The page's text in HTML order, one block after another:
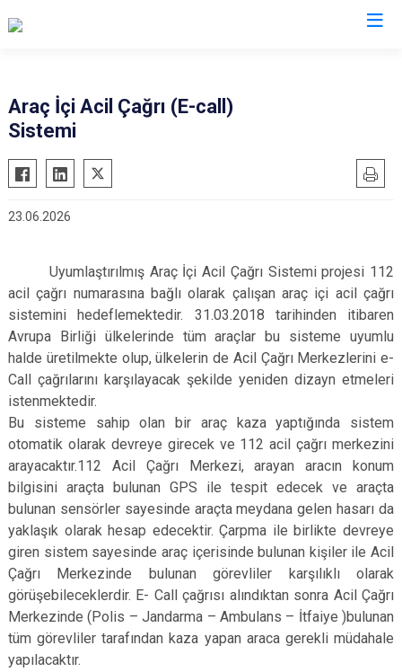
Akkışla
Bünyan
Felahiye
Kocasinan
Melikgazi
Tomarza
Yahyalı
Yeşilhisar
Araç İçi Acil Çağrı (E-call)
Sistemi
23.06.2026
Uyumlaştırılmış Araç İçi Acil Çağrı Sistemi projesi 112
acil çağrı numarasına bağlı olarak çalışan araç içi acil çağrı
sistemini hedeflemektedir. 31.03.2018 tarihinden itibaren
Avrupa Birliği ülkelerinde tüm araçlar bu sisteme uyumlu
halde üretilmekte olup, ülkelerin de Acil Çağrı Merkezlerini e-
Call çağrılarını karşılayacak şekilde yeniden dizayn etmeleri
istenmektedir.
Bu sisteme sahip olan bir araç kaza yaptığında sistem
otomatik olarak devreye girecek ve 112 acil çağrı merkezini
arayacaktır.112 Acil Çağrı Merkezi, arayan aracın konum
bilgisini araçta bulunan GPS ile tespit edecek ve araçta
bulunan sensörler sayesinde araçta meydana gelen hasarı da
yaklaşık olarak hesap edecektir. Çarpma ile birlikte devreye
giren sistem sayesinde araç içerisinde bulunan kişiler ile Acil
Çağrı Merkezinde bulunan görevliler karşılıklı olarak
görüşebileceklerdir. E- Call çağrısı alındıktan sonra Acil Çağrı
Merkezinde (Polis – Jandarma – Ambulans – İtfaiye )bulunan
tüm görevliler tarafından kaza yapan araca gerekli müdahale
yapılacaktır.